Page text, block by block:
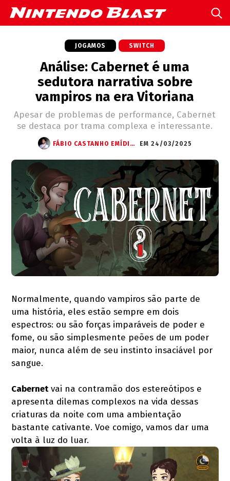
JOGAMOS SWITCH
Análise: Cabernet é uma
sedutora narrativa sobre
vampiros na era Vitoriana
Apesar de problemas de performance, Cabernet
se destaca por trama complexa e interessante.
FÁBIO CASTANHO EMÍDIO (STARWRITTER) EM 24/03/2025
Normalmente, quando vampiros são parte de
uma história, eles estão sempre em dois
espectros: ou são forças imparáveis de poder e
fome, ou são simplesmente peões de um poder
maior, nunca além de seu instinto insaciável por
sangue.
Cabernetvai na contramão dos estereótipos e
apresenta dilemas complexos na vida dessas
criaturas da noite com uma ambientação
bastante cativante. Voe comigo, vamos dar uma
volta à luz do luar.